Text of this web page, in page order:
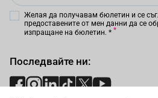
Желая да получавам бюлетин и се
предоставените от мен данни да се
изпращане на бюлетин. *
Последвайте ни: